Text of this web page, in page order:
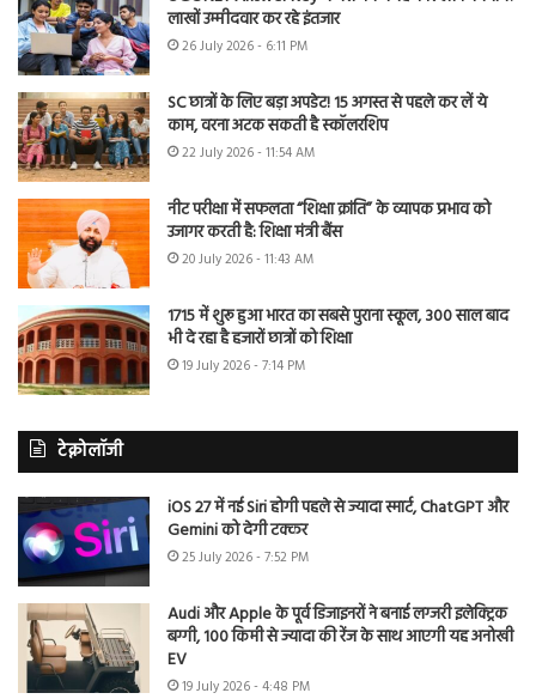
लाखों उम्मीदवार कर रहे इंतजार
26 July 2026 - 6:11 PM
SC छात्रों के लिए बड़ा अपडेट! 15 अगस्त से पहले कर लें ये
काम, वरना अटक सकती है स्कॉलरशिप
22 July 2026 - 11:54 AM
नीट परीक्षा में सफलता “शिक्षा क्रांति” के व्यापक प्रभाव को
उजागर करती है: शिक्षा मंत्री बैंस
20 July 2026 - 11:43 AM
1715 में शुरू हुआ भारत का सबसे पुराना स्कूल, 300 साल बाद
भी दे रहा है हजारों छात्रों को शिक्षा
19 July 2026 - 7:14 PM
टेक्नोलॉजी
iOS 27 में नई Siri होगी पहले से ज्यादा स्मार्ट, ChatGPT और
Gemini को देगी टक्कर
25 July 2026 - 7:52 PM
Audi और Apple के पूर्व डिजाइनरों ने बनाई लग्जरी इलेक्ट्रिक
बग्गी, 100 किमी से ज्यादा की रेंज के साथ आएगी यह अनोखी
EV
19 July 2026 - 4:48 PM